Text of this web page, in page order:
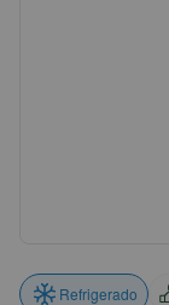
Refrigerado